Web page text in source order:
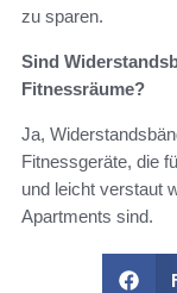
zu sparen.
Sind
Fitnessräume?
Ja,
Fitnessgeräte, die
und leicht verstaut
Apartments sind.